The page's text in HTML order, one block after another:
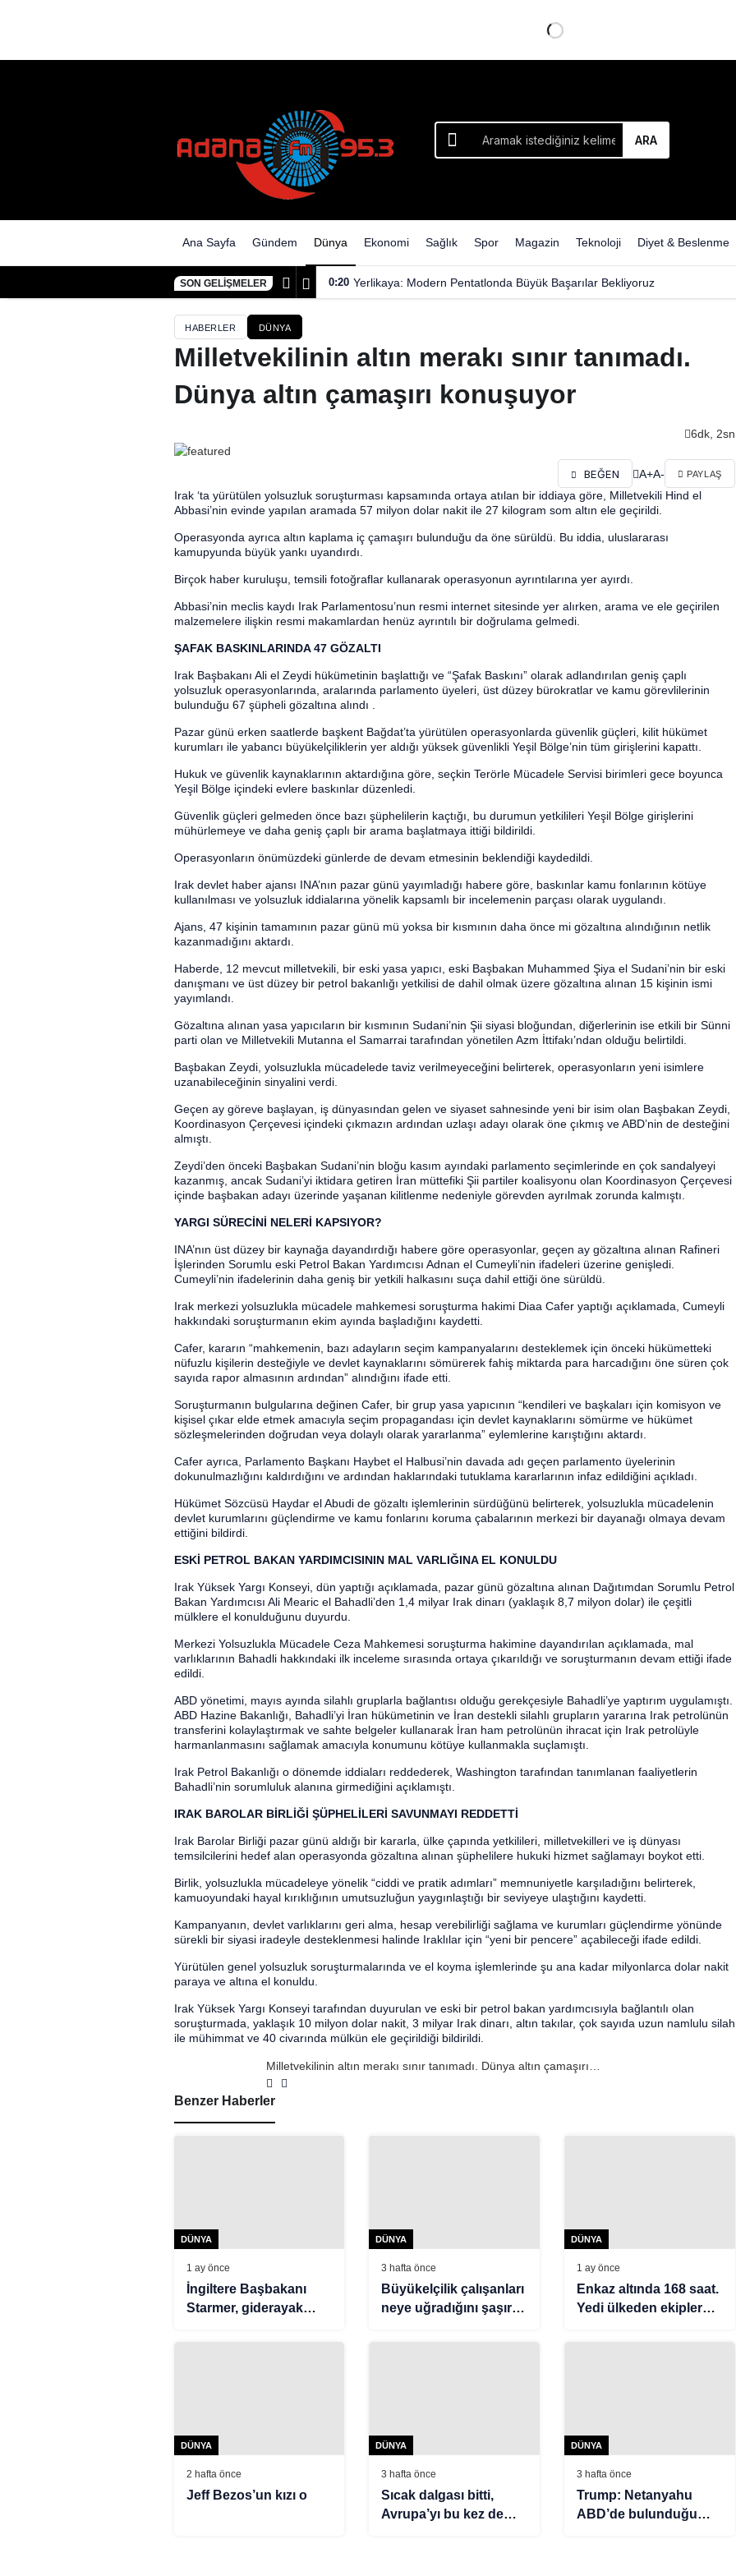
ARA
Ana Sayfa Gündem Dünya Ekonomi Sağlık Spor Magazin Teknoloji Diyet & Beslenme
SON GELIŞMELER 0:20 Yerlikaya: Modern Pentatlonda Büyük Başarılar Bekliyoruz
HABERLER DÜNYA
Milletvekilinin altın merakı sınır tanımadı.
Dünya altın çamaşırı konuşuyor
6dk, 2sn
BEĞEN A+A- PAYLAŞ
Irak ‘ta yürütülen yolsuzluk soruşturması kapsamında ortaya atılan bir iddiaya göre, Milletvekili Hind el
Abbasi’nin evinde yapılan aramada 57 milyon dolar nakit ile 27 kilogram som altın ele geçirildi.
Operasyonda ayrıca altın kaplama iç çamaşırı bulunduğu da öne sürüldü. Bu iddia, uluslararası
kamupyunda büyük yankı uyandırdı.
Birçok haber kuruluşu, temsili fotoğraflar kullanarak operasyonun ayrıntılarına yer ayırdı.
Abbasi’nin meclis kaydı Irak Parlamentosu’nun resmi internet sitesinde yer alırken, arama ve ele geçirilen
malzemelere ilişkin resmi makamlardan henüz ayrıntılı bir doğrulama gelmedi.
ŞAFAK BASKINLARINDA 47 GÖZALTI
Irak Başbakanı Ali el Zeydi hükümetinin başlattığı ve “Şafak Baskını” olarak adlandırılan geniş çaplı
yolsuzluk operasyonlarında, aralarında parlamento üyeleri, üst düzey bürokratlar ve kamu görevlilerinin
bulunduğu 67 şüpheli gözaltına alındı .
Pazar günü erken saatlerde başkent Bağdat’ta yürütülen operasyonlarda güvenlik güçleri, kilit hükümet
kurumları ile yabancı büyükelçiliklerin yer aldığı yüksek güvenlikli Yeşil Bölge’nin tüm girişlerini kapattı.
Hukuk ve güvenlik kaynaklarının aktardığına göre, seçkin Terörle Mücadele Servisi birimleri gece boyunca
Yeşil Bölge içindeki evlere baskınlar düzenledi.
Güvenlik güçleri gelmeden önce bazı şüphelilerin kaçtığı, bu durumun yetkilileri Yeşil Bölge girişlerini
mühürlemeye ve daha geniş çaplı bir arama başlatmaya ittiği bildirildi.
Operasyonların önümüzdeki günlerde de devam etmesinin beklendiği kaydedildi.
Irak devlet haber ajansı INA’nın pazar günü yayımladığı habere göre, baskınlar kamu fonlarının kötüye
kullanılması ve yolsuzluk iddialarına yönelik kapsamlı bir incelemenin parçası olarak uygulandı.
Ajans, 47 kişinin tamamının pazar günü mü yoksa bir kısmının daha önce mi gözaltına alındığının netlik
kazanmadığını aktardı.
Haberde, 12 mevcut milletvekili, bir eski yasa yapıcı, eski Başbakan Muhammed Şiya el Sudani’nin bir eski
danışmanı ve üst düzey bir petrol bakanlığı yetkilisi de dahil olmak üzere gözaltına alınan 15 kişinin ismi
yayımlandı.
Gözaltına alınan yasa yapıcıların bir kısmının Sudani’nin Şii siyasi bloğundan, diğerlerinin ise etkili bir Sünni
parti olan ve Milletvekili Mutanna el Samarrai tarafından yönetilen Azm İttifakı’ndan olduğu belirtildi.
Başbakan Zeydi, yolsuzlukla mücadelede taviz verilmeyeceğini belirterek, operasyonların yeni isimlere
uzanabileceğinin sinyalini verdi.
Geçen ay göreve başlayan, iş dünyasından gelen ve siyaset sahnesinde yeni bir isim olan Başbakan Zeydi,
Koordinasyon Çerçevesi içindeki çıkmazın ardından uzlaşı adayı olarak öne çıkmış ve ABD’nin de desteğini
almıştı.
Zeydi’den önceki Başbakan Sudani’nin bloğu kasım ayındaki parlamento seçimlerinde en çok sandalyeyi
kazanmış, ancak Sudani’yi iktidara getiren İran müttefiki Şii partiler koalisyonu olan Koordinasyon Çerçevesi
içinde başbakan adayı üzerinde yaşanan kilitlenme nedeniyle görevden ayrılmak zorunda kalmıştı.
YARGI SÜRECİNİ NELERİ KAPSIYOR?
INA’nın üst düzey bir kaynağa dayandırdığı habere göre operasyonlar, geçen ay gözaltına alınan Rafineri
İşlerinden Sorumlu eski Petrol Bakan Yardımcısı Adnan el Cumeyli’nin ifadeleri üzerine genişledi.
Cumeyli’nin ifadelerinin daha geniş bir yetkili halkasını suça dahil ettiği öne sürüldü.
Irak merkezi yolsuzlukla mücadele mahkemesi soruşturma hakimi Diaa Cafer yaptığı açıklamada, Cumeyli
hakkındaki soruşturmanın ekim ayında başladığını kaydetti.
Cafer, kararın “mahkemenin, bazı adayların seçim kampanyalarını desteklemek için önceki hükümetteki
nüfuzlu kişilerin desteğiyle ve devlet kaynaklarını sömürerek fahiş miktarda para harcadığını öne süren çok
sayıda rapor almasının ardından” alındığını ifade etti.
Soruşturmanın bulgularına değinen Cafer, bir grup yasa yapıcının “kendileri ve başkaları için komisyon ve
kişisel çıkar elde etmek amacıyla seçim propagandası için devlet kaynaklarını sömürme ve hükümet
sözleşmelerinden doğrudan veya dolaylı olarak yararlanma” eylemlerine karıştığını aktardı.
Cafer ayrıca, Parlamento Başkanı Haybet el Halbusi’nin davada adı geçen parlamento üyelerinin
dokunulmazlığını kaldırdığını ve ardından haklarındaki tutuklama kararlarının infaz edildiğini açıkladı.
Hükümet Sözcüsü Haydar el Abudi de gözaltı işlemlerinin sürdüğünü belirterek, yolsuzlukla mücadelenin
devlet kurumlarını güçlendirme ve kamu fonlarını koruma çabalarının merkezi bir dayanağı olmaya devam
ettiğini bildirdi.
ESKİ PETROL BAKAN YARDIMCISININ MAL VARLIĞINA EL KONULDU
Irak Yüksek Yargı Konseyi, dün yaptığı açıklamada, pazar günü gözaltına alınan Dağıtımdan Sorumlu Petrol
Bakan Yardımcısı Ali Mearic el Bahadli’den 1,4 milyar Irak dinarı (yaklaşık 8,7 milyon dolar) ile çeşitli
mülklere el konulduğunu duyurdu.
Merkezi Yolsuzlukla Mücadele Ceza Mahkemesi soruşturma hakimine dayandırılan açıklamada, mal
varlıklarının Bahadli hakkındaki ilk inceleme sırasında ortaya çıkarıldığı ve soruşturmanın devam ettiği ifade
edildi.
ABD yönetimi, mayıs ayında silahlı gruplarla bağlantısı olduğu gerekçesiyle Bahadli’ye yaptırım uygulamıştı.
ABD Hazine Bakanlığı, Bahadli’yi İran hükümetinin ve İran destekli silahlı grupların yararına Irak petrolünün
transferini kolaylaştırmak ve sahte belgeler kullanarak İran ham petrolünün ihracat için Irak petrolüyle
harmanlanmasını sağlamak amacıyla konumunu kötüye kullanmakla suçlamıştı.
Irak Petrol Bakanlığı o dönemde iddiaları reddederek, Washington tarafından tanımlanan faaliyetlerin
Bahadli’nin sorumluluk alanına girmediğini açıklamıştı.
IRAK BAROLAR BİRLİĞİ ŞÜPHELİLERİ SAVUNMAYI REDDETTİ
Irak Barolar Birliği pazar günü aldığı bir kararla, ülke çapında yetkilileri, milletvekilleri ve iş dünyası
temsilcilerini hedef alan operasyonda gözaltına alınan şüphelilere hukuki hizmet sağlamayı boykot etti.
Birlik, yolsuzlukla mücadeleye yönelik “ciddi ve pratik adımları” memnuniyetle karşıladığını belirterek,
kamuoyundaki hayal kırıklığının umutsuzluğun yaygınlaştığı bir seviyeye ulaştığını kaydetti.
Kampanyanın, devlet varlıklarını geri alma, hesap verebilirliği sağlama ve kurumları güçlendirme yönünde
sürekli bir siyasi iradeyle desteklenmesi halinde Iraklılar için “yeni bir pencere” açabileceği ifade edildi.
Yürütülen genel yolsuzluk soruşturmalarında ve el koyma işlemlerinde şu ana kadar milyonlarca dolar nakit
paraya ve altına el konuldu.
Irak Yüksek Yargı Konseyi tarafından duyurulan ve eski bir petrol bakan yardımcısıyla bağlantılı olan
soruşturmada, yaklaşık 10 milyon dolar nakit, 3 milyar Irak dinarı, altın takılar, çok sayıda uzun namlulu silah
ile mühimmat ve 40 civarında mülkün ele geçirildiği bildirildi.
Milletvekilinin altın merakı sınır tanımadı. Dünya altın çamaşırı
konuşuyor
Benzer Haberler
DÜNYA
1 ay önce
İngiltere Başbakanı
Starmer, giderayak
DÜNYA
3 hafta önce
Büyükelçilik çalışanları
neye uğradığını şaşırdı.
DÜNYA
1 ay önce
Enkaz altında 168 saat.
Yedi ülkeden ekipler
DÜNYA
2 hafta önce
Jeff Bezos’un kızı o
DÜNYA
3 hafta önce
Sıcak dalgası bitti,
Avrupa’yı bu kez de
DÜNYA
3 hafta önce
Trump: Netanyahu
ABD’de bulunduğu